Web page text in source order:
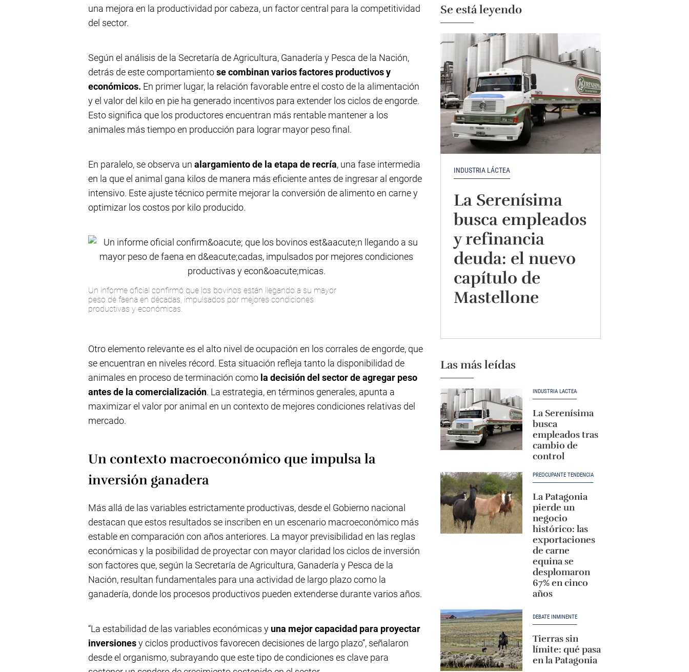
una mejora en la productividad por cabeza, un factor central para la competitividad
del sector.
Según el análisis de la Secretaría de Agricultura, Ganadería y Pesca de la Nación,
detrás de este comportamientose combinan varios factores productivos y
económicos. En primer lugar, la relación favorable entre el costo de la alimentación
y el valor del kilo en pie ha generado incentivos para extender los ciclos de engorde.
Esto significa que los productores encuentran más rentable mantener a los
animales más tiempo en producción para lograr mayor peso final.
En paralelo, se observa un alargamiento de la etapa de recría, una fase intermedia
en la que el animal gana kilos de manera más eficiente antes de ingresar al engorde
intensivo. Este ajuste técnico permite mejorar la conversión de alimento en carne y
optimizar los costos por kilo producido.
Un informe oficial confirmó que los bovinos están llegando a su mayor
peso de faena en décadas, impulsados por mejores condiciones
productivas y económicas.
Otro elemento relevante es el alto nivel de ocupación en los corrales de engorde, que
se encuentran en niveles récord. Esta situación refleja tanto la disponibilidad de
animales en proceso de terminación como la decisión del sector de agregar peso
antes de la comercialización. La estrategia, en términos generales, apunta a
maximizar el valor por animal en un contexto de mejores condiciones relativas del
mercado.
Un contexto macroeconómico que impulsa la
inversión ganadera
Más allá de las variables estrictamente productivas, desde el Gobierno nacional
destacan que estos resultados se inscriben en un escenario macroeconómico más
estable en comparación con años anteriores. La mayor previsibilidad en las reglas
económicas y la posibilidad de proyectar con mayor claridad los ciclos de inversión
son factores que, según la Secretaría de Agricultura, Ganadería y Pesca de la
Nación, resultan fundamentales para una actividad de largo plazo como la
ganadería, donde los procesos productivos pueden extenderse durante varios años.
“La estabilidad de las variables económicas y una mejor capacidad para proyectar
inversionesy ciclos productivos favorecen decisiones de largo plazo”, señalaron
desde el organismo, subrayando que este tipo de condiciones es clave para
Se está leyendo
INDUSTRIA LÁCTEA
La Serenísima
busca empleados
y refinancia
deuda: el nuevo
capítulo de
Mastellone
Las más leídas
INDUSTRIA LÁCTEA
La Serenísima
busca
empleados tras
cambio de
control
PREOCUPANTE TENDENCIA
La Patagonia
pierde un
negocio
histórico: las
exportaciones
de carne
equina se
desplomaron
67% en cinco
años
DEBATE INMINENTE
Tierras sin
límite: qué pasa
en la Patagonia